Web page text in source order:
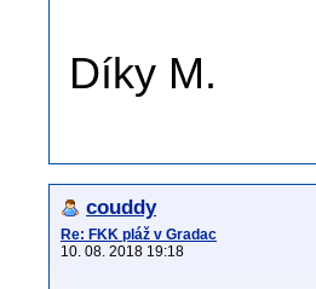
Díky M.
couddy
Re: FKK pláž v Gradac
10. 08. 2018 19:18